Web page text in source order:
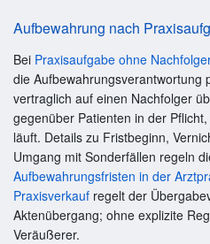
Aufbewahrung nach
Bei Praxisaufgabe ohne
die
vertraglich auf einen Nachfolger
gegenüber Patienten in der
läuft. Details zu Fristbeginn,
Umgang mit Sonderfällen regeln
Aufbewahrungsfristen in der
Praxisverkauf regelt der
Aktenübergang; ohne explizite
Veräußerer.